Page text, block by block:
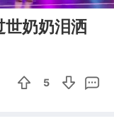
世奶奶泪洒
5